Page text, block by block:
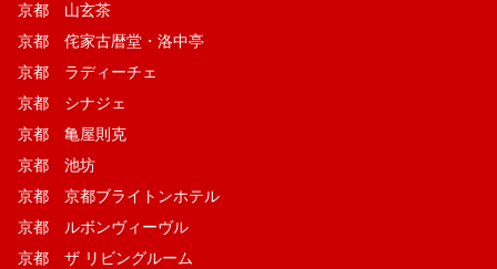
京都 山玄茶
京都 侘家古暦堂・洛中亭
京都 ラディーチェ
京都 シナジェ
京都 亀屋則克
京都 池坊
京都 京都ブライトンホテル
京都 ルボンヴィーヴル
京都 ザ リビングルーム